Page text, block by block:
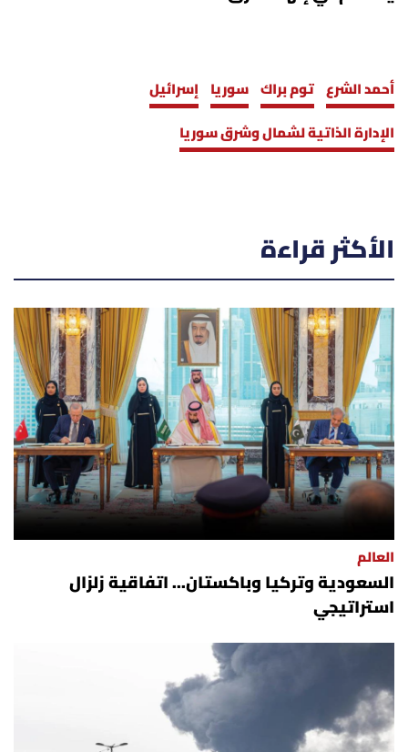
أحمد الشرع توم براك سوريا إسرائيل
الإدارة الذاتية لشمال وشرق سوريا
الأكثر قراءة
العالم
السعودية وتركيا وباكستان... اتفاقية زلزال
استراتيجي